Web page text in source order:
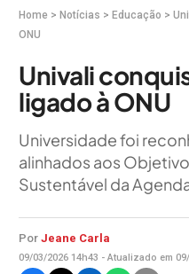
Home > Notícias > Educação >
ONU
Univali
ligado à ONU
Universidade foi
alinhados aos
Sustentável da
Por Jeane Carla
09/03/2026 14h43 - Atualizado em